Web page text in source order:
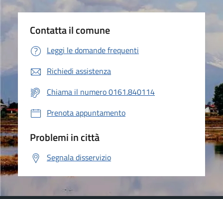
Contatta il comune
Leggi le domande frequenti
Richiedi assistenza
Chiama il numero 0161.840114
Prenota appuntamento
Problemi in città
Segnala disservizio